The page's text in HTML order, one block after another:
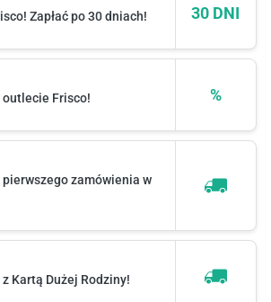
30 DNI
Zapłać po 30 dniach!
%
Frisco!
zamówienia w
Kartą Dużej Rodziny!